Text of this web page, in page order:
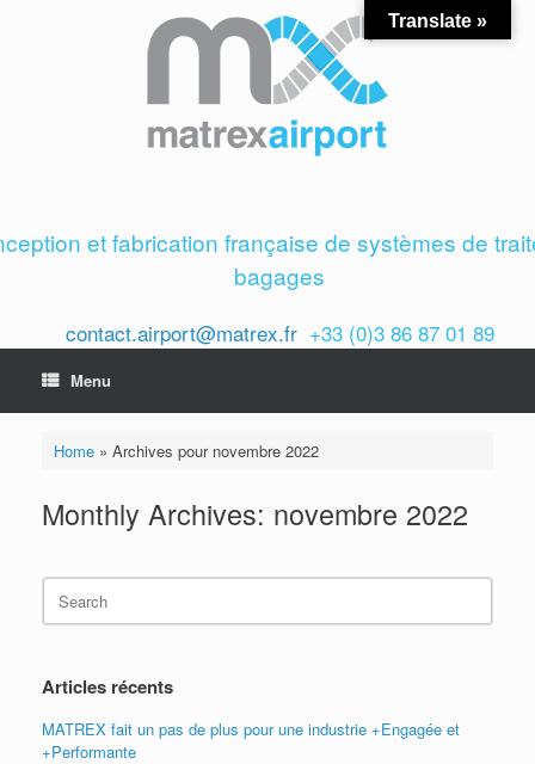
et fabrication française de systèmes de
bagages
contact.airport@matrex.fr +33 (0)3 86 87 01 89
Menu
Home» Archives pour novembre 2022
Monthly Archives: novembre 2022
Search
for:
Articles récents
MATREX fait un pas de plus pour une industrie +Engagée et
+Performante
Translate »